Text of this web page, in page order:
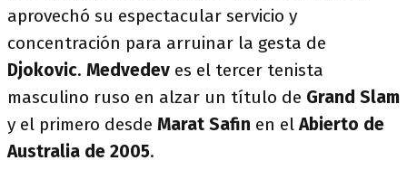
aprovechó su espectacular servicio y
concentración para arruinar la gesta de
Djokovic. Medvedev es el tercer tenista
masculino ruso en alzar un título de Grand Slam
y el primero desde Marat Safin en elAbierto de
Australia de 2005.